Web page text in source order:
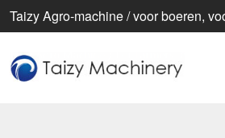
Taizy Agro-machine / voor boeren,